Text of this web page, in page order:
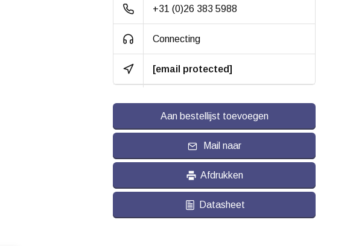
Gaffel:
Roestvrij staal / Inox
Wiellager:
Bandage: Polyamide (PA6)
Rolweerstand:
Geluiddempend:
Geschikt voor: Vlakke ondergrond
+31 (0)26 383 5988
Connecting
[email protected]
Aan bestellijst toevoegen
Mail naar
Afdrukken
Datasheet